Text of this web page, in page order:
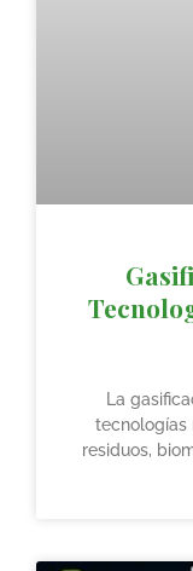
La
tecnologías
residuos,